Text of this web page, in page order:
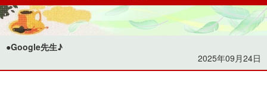
●Google先生♪
2025年09月24日